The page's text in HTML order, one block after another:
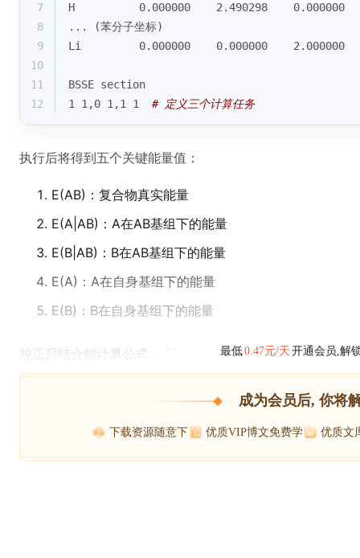
7
H          0.000000    2.490298    0.000000
8
... (苯分子坐标)
9
Li         0.000000    0.000000    2.000000
10
11
BSSE section
12
1 1,0 1,1 1 # 定义三个计算任务
执行后将得到五个关键能量值：
E(AB)：复合物真实能量
E(A|AB)：A在AB基组下的能量
E(B|AB)：B在AB基组下的能量
E(A)：A在自身基组下的能量
E(B)：B在自身基组下的能量
最低0.47元/天 开通会员,解
成为会员后, 你将
下载资源随意下 优质VIP博文免费学 优质文